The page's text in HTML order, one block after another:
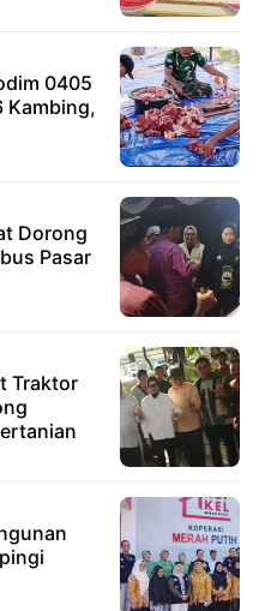
0405
Kambing,
Dorong
Pasar
Traktor